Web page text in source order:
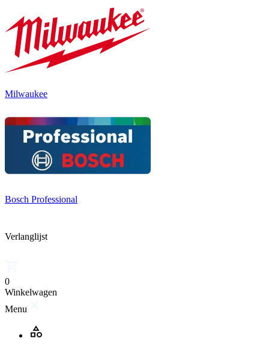
Milwaukee
Bosch Professional
Verlanglijst
0
Winkelwagen
Menu